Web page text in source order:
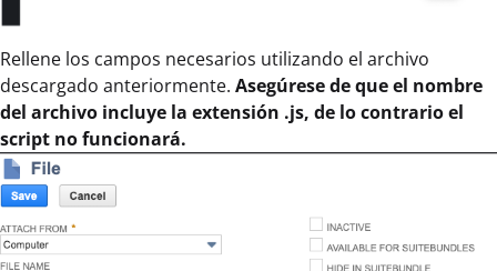
Rellene los campos necesarios utilizando el archivo
descargado anteriormente. Asegúrese de que el nombre
del archivo incluye la extensión .js, de lo contrario el
script no funcionará.